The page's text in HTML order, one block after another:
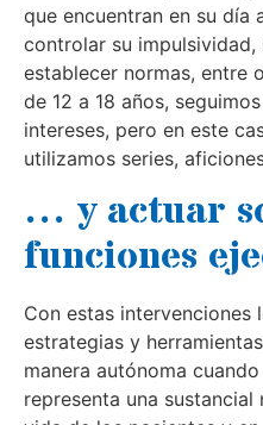
que encuentran en su día
controlar su impulsividad,
establecer normas, entre
de 12 a 18 años,
intereses, pero en este
utilizamos series,
… y actuar
funciones
Con estas intervenciones
estrategias y
manera autónoma
representa una